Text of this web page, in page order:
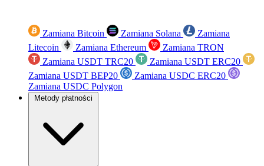
Zamiana Bitcoin Zamiana Solana
Zamiana
Litecoin
Zamiana Ethereum
Zamiana TRON
Zamiana USDT TRC20
Zamiana USDT ERC20
Zamiana USDT BEP20
Zamiana USDC ERC20
Zamiana USDC Polygon
Metody płatności